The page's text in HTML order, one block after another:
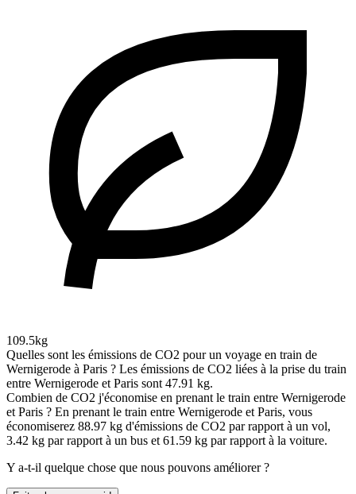
109.5kg
Quelles sont les émissions de CO2 pour un voyage en train de
Wernigerode à Paris ? Les émissions de CO2 liées à la prise du train
entre Wernigerode et Paris sont 47.91 kg.
Combien de CO2 j'économise en prenant le train entre Wernigerode
et Paris ? En prenant le train entre Wernigerode et Paris, vous
économiserez 88.97 kg d'émissions de CO2 par rapport à un vol,
3.42 kg par rapport à un bus et 61.59 kg par rapport à la voiture.
Y a-t-il quelque chose que nous pouvons améliorer ?